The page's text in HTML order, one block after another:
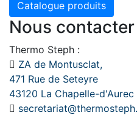
Catalogue produits
Nous contacter
Thermo Steph :
ZA de Montusclat,
471 Rue de Seteyre
43120 La Chapelle-d'Aurec